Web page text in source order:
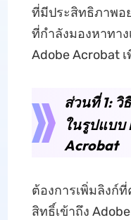
ที่มีประสิทธิภาพอ
ที่กำลังมองหาทา
Adobe Acrobat
ส่วนที่ 1: วิ
ในรูปแบบ
Acrobat
ต้องการเพิ่มลิงก์
สิทธิ์เข้าถึง